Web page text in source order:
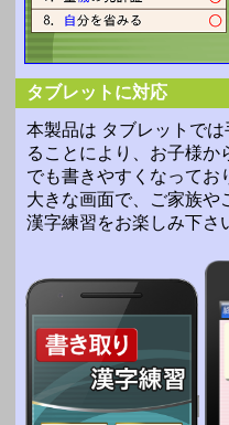
タブレットに対応
本製品は タブレットで
ることにより、お子様か
でも書きやすくなってお
大きな画面で、ご家族や
漢字練習をお楽しみ下さ